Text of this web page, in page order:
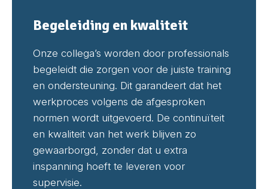
Begeleiding en kwaliteit
Onze collega’s worden door professionals
begeleidt die zorgen voor de juiste training
en ondersteuning. Dit garandeert dat het
werkproces volgens de afgesproken
normen wordt uitgevoerd. De continuïteit
en kwaliteit van het werk blijven zo
gewaarborgd, zonder dat u extra
inspanning hoeft te leveren voor
supervisie.